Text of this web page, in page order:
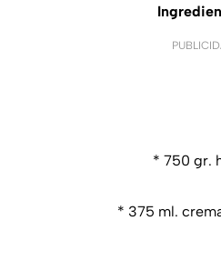
* 750 gr.
* 375 ml.